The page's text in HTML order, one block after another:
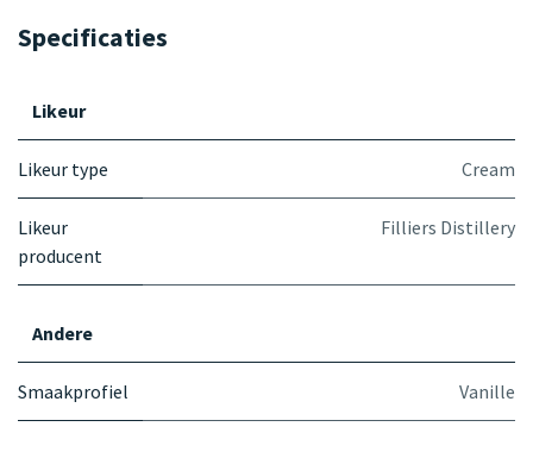
Specificaties
Likeur
Likeur type Cream
Likeur
producent
Filliers Distillery
Andere
Smaakprofiel Vanille